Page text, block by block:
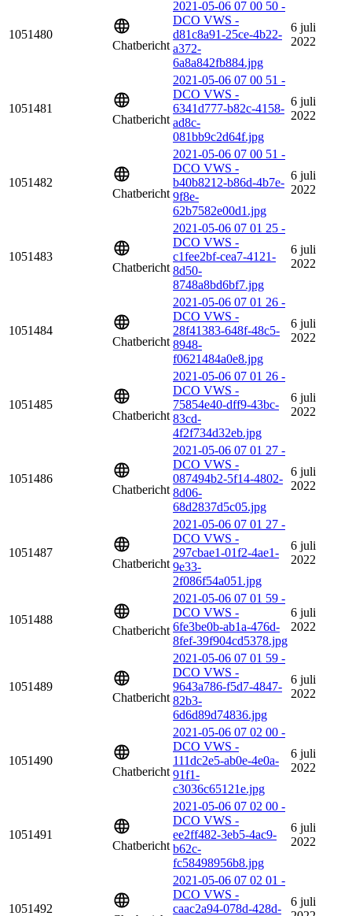
1051480
Chatbericht
2021-05-06 07 00 50 -
DCO VWS -
d81c8a91-25ce-4b22-
a372-
6a8a842fb884.jpg
6 juli
2022
1051481
Chatbericht
2021-05-06 07 00 51 -
DCO VWS -
6341d777-b82c-4158-
ad8c-
081bb9c2d64f.jpg
6 juli
2022
1051482
Chatbericht
2021-05-06 07 00 51 -
DCO VWS -
b40b8212-b86d-4b7e-
9f8e-
62b7582e00d1.jpg
6 juli
2022
1051483
Chatbericht
2021-05-06 07 01 25 -
DCO VWS -
c1fee2bf-cea7-4121-
8d50-
8748a8bd6bf7.jpg
6 juli
2022
1051484
Chatbericht
2021-05-06 07 01 26 -
DCO VWS -
28f41383-648f-48c5-
8948-
f0621484a0e8.jpg
6 juli
2022
1051485
Chatbericht
2021-05-06 07 01 26 -
DCO VWS -
75854e40-dff9-43bc-
83cd-
4f2f734d32eb.jpg
6 juli
2022
1051486
Chatbericht
2021-05-06 07 01 27 -
DCO VWS -
087494b2-5f14-4802-
8d06-
68d2837d5c05.jpg
6 juli
2022
1051487
Chatbericht
2021-05-06 07 01 27 -
DCO VWS -
297cbae1-01f2-4ae1-
9e33-
2f086f54a051.jpg
6 juli
2022
1051488
Chatbericht
2021-05-06 07 01 59 -
DCO VWS -
6fe3be0b-ab1a-476d-
8fef-39f904cd5378.jpg
6 juli
2022
1051489
Chatbericht
2021-05-06 07 01 59 -
DCO VWS -
9643a786-f5d7-4847-
82b3-
6d6d89d74836.jpg
6 juli
2022
1051490
Chatbericht
2021-05-06 07 02 00 -
DCO VWS -
111dc2e5-ab0e-4e0a-
91f1-
c3036c65121e.jpg
6 juli
2022
1051491
Chatbericht
2021-05-06 07 02 00 -
DCO VWS -
ee2ff482-3eb5-4ac9-
b62c-
fc58498956b8.jpg
6 juli
2022
1051492
2021-05-06 07 02 01 -
DCO VWS -
caac2a94-078d-428d-
6 juli